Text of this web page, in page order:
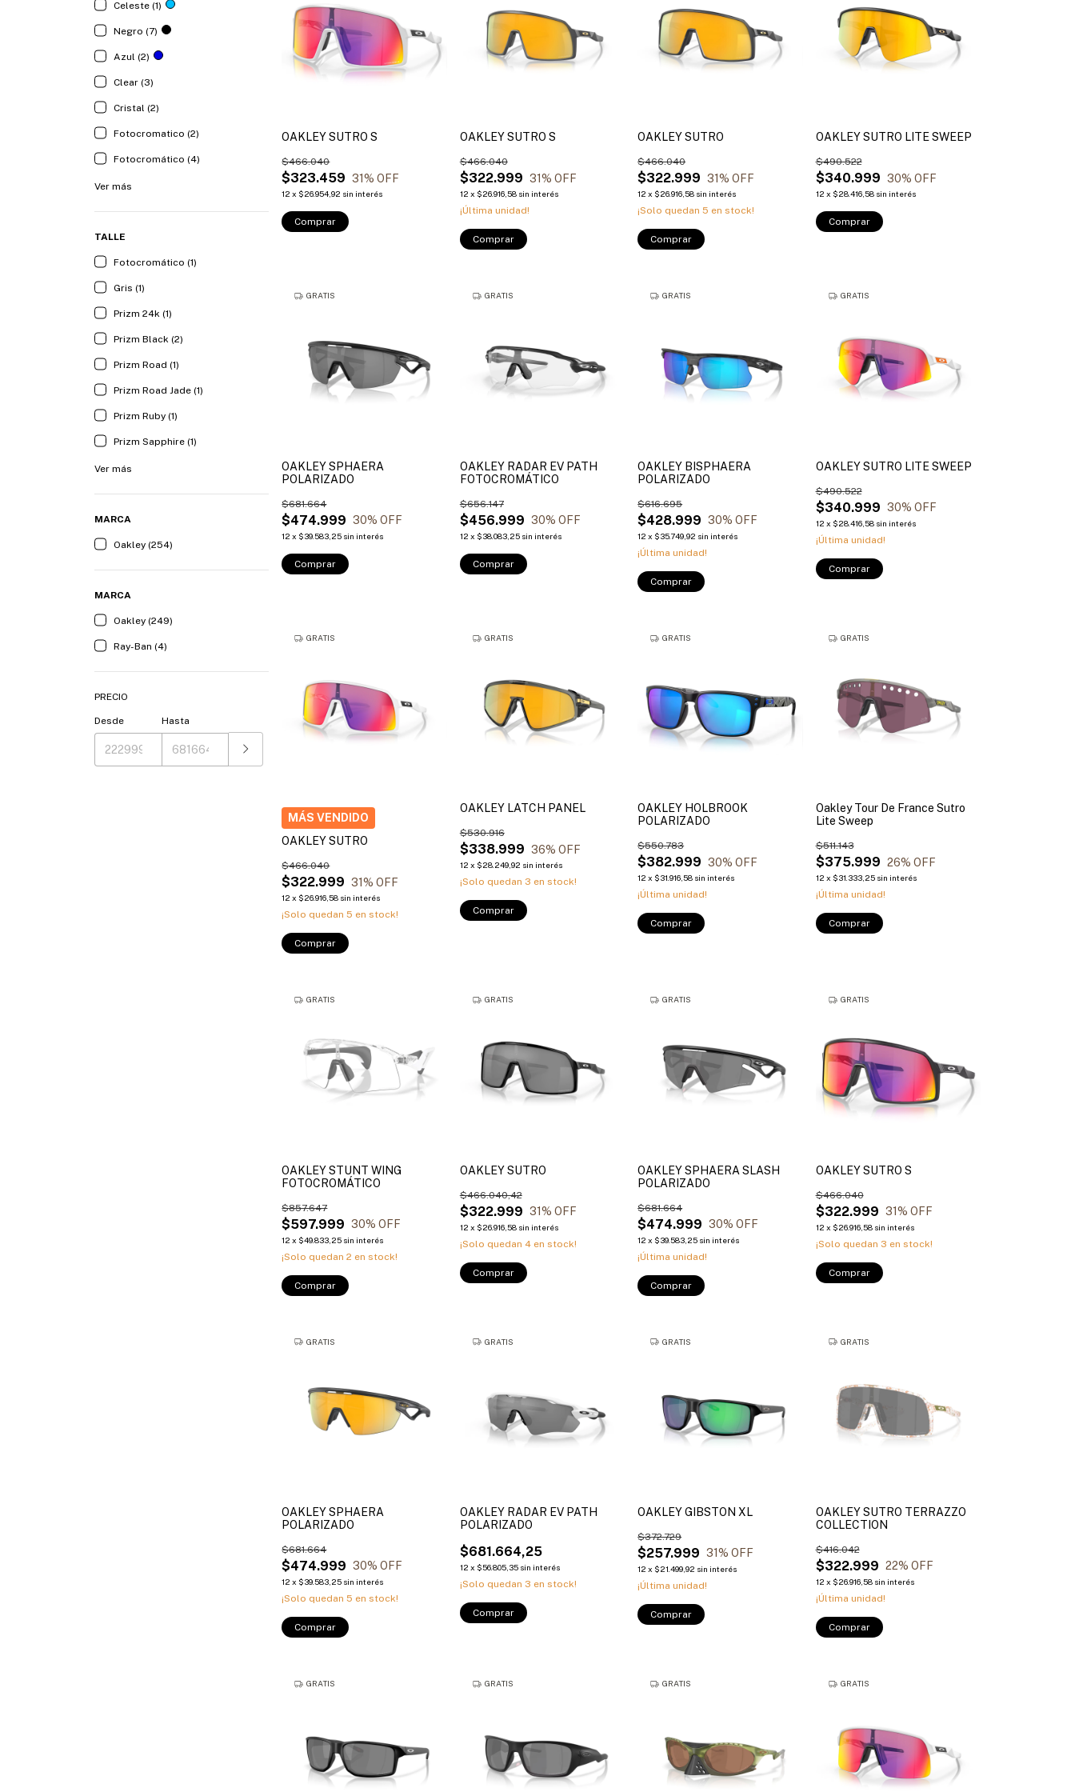
Celeste (1)
Negro (7)
Azul (2)
Clear (3)
Cristal (2)
Fotocromatico (2)
Fotocromático (4)
Ver más
TALLE
Fotocromático (1)
Gris (1)
Prizm 24k (1)
Prizm Black (2)
Prizm Road (1)
Prizm Road Jade (1)
Prizm Ruby (1)
Prizm Sapphire (1)
Ver más
MARCA
Oakley (254)
MARCA
Oakley (249)
Ray-Ban (4)
PRECIO
Desde Hasta
OAKLEY SUTRO S
$323.459
$466.040
31% OFF
12 x $26.954,92 sin interés
Comprar
OAKLEY SUTRO S
$322.999
$466.040
31% OFF
12 x $26.916,58 sin interés
¡Última unidad!
Comprar
OAKLEY SUTRO
$322.999
$466.040
31% OFF
12 x $26.916,58 sin interés
¡Solo quedan5 en stock!
Comprar
OAKLEY SUTRO LITE SWEEP
$340.999
$490.522
30% OFF
12 x $28.416,58 sin interés
Comprar
GRATIS
OAKLEY SPHAERA
POLARIZADO
$474.999
$681.664
30% OFF
12 x $39.583,25 sin interés
Comprar
GRATIS
OAKLEY RADAR EV PATH
FOTOCROMÁTICO
$456.999
$656.147
30% OFF
12 x $38.083,25 sin interés
Comprar
GRATIS
OAKLEY BISPHAERA
POLARIZADO
$428.999
$616.695
30% OFF
12 x $35.749,92 sin interés
¡Última unidad!
Comprar
GRATIS
OAKLEY SUTRO LITE SWEEP
$340.999
$490.522
30% OFF
12 x $28.416,58 sin interés
¡Última unidad!
Comprar
GRATIS
OAKLEY SUTRO
$322.999
$466.040
31% OFF
12 x $26.916,58 sin interés
¡Solo quedan5 en stock!
Comprar
GRATIS
OAKLEY LATCH PANEL
$338.999
$530.916
36% OFF
12 x $28.249,92 sin interés
¡Solo quedan 3 en stock!
Comprar
GRATIS
OAKLEY HOLBROOK
POLARIZADO
$382.999
$550.783
30% OFF
12 x $31.916,58 sin interés
¡Última unidad!
Comprar
GRATIS
Oakley Tour De France Sutro
Lite Sweep
$375.999
$511.143
26% OFF
12 x $31.333,25 sin interés
¡Última unidad!
Comprar
GRATIS
OAKLEY STUNT WING
FOTOCROMÁTICO
$597.999
$857.647
30% OFF
12 x $49.833,25 sin interés
¡Solo quedan2 en stock!
Comprar
GRATIS
OAKLEY SUTRO
$322.999
$466.040,42
31% OFF
12 x $26.916,58 sin interés
¡Solo quedan 4en stock!
Comprar
GRATIS
OAKLEY SPHAERA SLASH
POLARIZADO
$474.999
$681.664
30% OFF
12 x $39.583,25 sin interés
¡Última unidad!
Comprar
GRATIS
OAKLEY SUTRO S
$322.999
$466.040
31% OFF
12 x $26.916,58 sin interés
¡Solo quedan 3 en stock!
Comprar
GRATIS
OAKLEY SPHAERA
POLARIZADO
$474.999
$681.664
30% OFF
12 x $39.583,25 sin interés
¡Solo quedan5 en stock!
Comprar
GRATIS
OAKLEY RADAR EV PATH
POLARIZADO
$681.664,25
12 x $56.805,35 sin interés
¡Solo quedan 3 en stock!
Comprar
GRATIS
OAKLEY GIBSTON XL
$257.999
$372.729
31% OFF
12 x $21.499,92 sin interés
¡Última unidad!
Comprar
GRATIS
OAKLEY SUTRO TERRAZZO
COLLECTION
$322.999
$416.042
22% OFF
12 x $26.916,58 sin interés
¡Última unidad!
Comprar
GRATIS GRATIS GRATIS GRATIS